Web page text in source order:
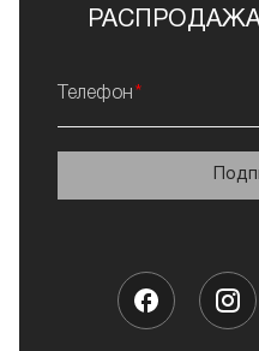
Телефон